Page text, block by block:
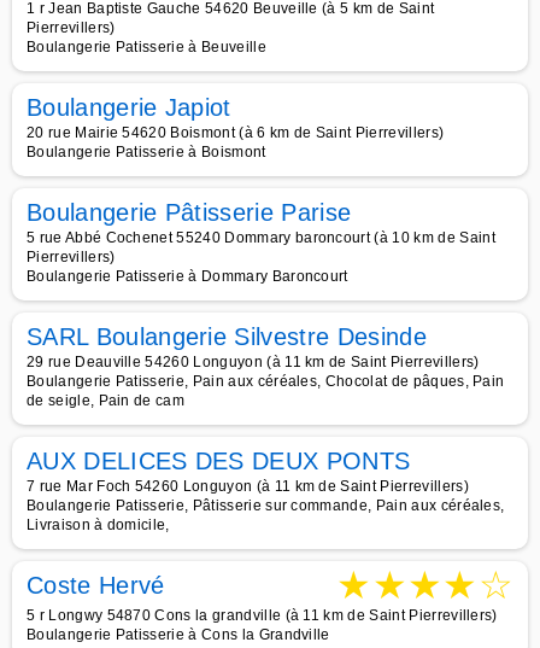
1 r Jean Baptiste Gauche 54620 Beuveille (à 5 km de Saint
Pierrevillers)
Boulangerie Patisserie à Beuveille
Boulangerie Japiot
20 rue Mairie 54620 Boismont (à 6 km de Saint Pierrevillers)
Boulangerie Patisserie à Boismont
Boulangerie Pâtisserie Parise
5 rue Abbé Cochenet 55240 Dommary baroncourt (à 10 km de Saint
Pierrevillers)
Boulangerie Patisserie à Dommary Baroncourt
SARL Boulangerie Silvestre Desinde
29 rue Deauville 54260 Longuyon (à 11 km de Saint Pierrevillers)
Boulangerie Patisserie, Pain aux céréales, Chocolat de pâques, Pain
de seigle, Pain de cam
AUX DELICES DES DEUX PONTS
7 rue Mar Foch 54260 Longuyon (à 11 km de Saint Pierrevillers)
Boulangerie Patisserie, Pâtisserie sur commande, Pain aux céréales,
Livraison à domicile,
Coste Hervé ★★★★☆
5 r Longwy 54870 Cons la grandville (à 11 km de Saint Pierrevillers)
Boulangerie Patisserie à Cons la Grandville